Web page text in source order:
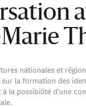
nationales et
la formation des
à la possibilité d'une